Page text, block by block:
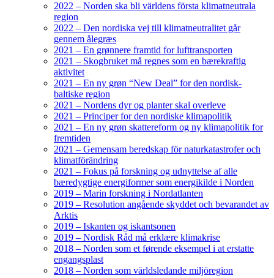
2022 – Norden ska bli världens första klimatneutrala
region
2022 – Den nordiska vej till klimatneutralitet går
gennem ålegræs
2021 – En grønnere framtid for lufttransporten
2021 – Skogbruket må regnes som en bærekraftig
aktivitet
2021 – En ny grøn “New Deal” for den nordisk-
baltiske region
2021 – Nordens dyr og planter skal overleve
2021 – Principer for den nordiske klimapolitik
2021 – En ny grøn skattereform og ny klimapolitik for
fremtiden
2021 – Gemensam beredskap för naturkatastrofer och
klimatförändring
2021 – Fokus på forskning og udnyttelse af alle
bæredygtige energiformer som energikilde i Norden
2019 – Marin forskning i Nordatlanten
2019 – Resolution angående skyddet och bevarandet av
Arktis
2019 – Iskanten og iskantsonen
2019 – Nordisk Råd må erklære klimakrise
2018 – Norden som et førende eksempel i at erstatte
engangsplast
2018 – Norden som världsledande miljöregion